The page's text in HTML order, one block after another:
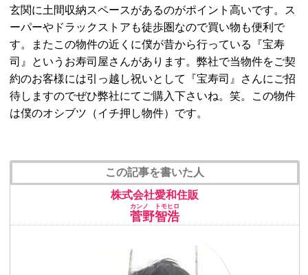
玄関に土間収納スペースがあるのがポイント高いです。ス
ーパーやドラックストアも徒歩圏なので買い物も便利で
す。またこの物件の近くに僕が昔から行っている『宝寿
司』というお寿司屋さんがあります。弊社で当物件をご契
約のお客様には引っ越し祝いとして『宝寿司』さんにご招
待しますのでぜひ弊社にてご購入下さいね。笑。この物件
は僕のオシブツ（イチ押し物件）です。
この記事を書いた人
株式会社愛和住販
菅野智浩
カンノ トモヒロ